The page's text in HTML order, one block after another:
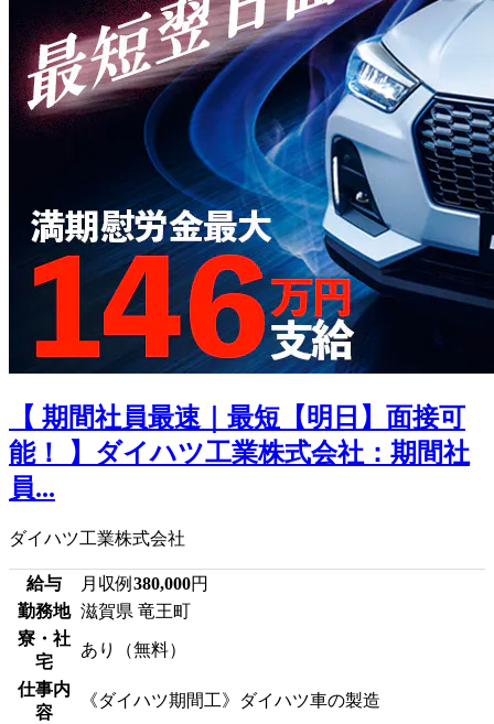
【 期間社員最速｜最短【明日】面接可
能！ 】ダイハツ工業株式会社：期間社
員...
ダイハツ工業株式会社
給与 月収例 380,000円
勤務地 滋賀県 竜王町
寮・社
宅
あり（無料）
仕事内
容
《ダイハツ期間工》ダイハツ車の製造